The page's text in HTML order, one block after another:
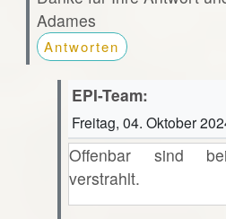
Adames
Antworten
EPI-Team:
Freitag, 04. Oktober
Offenbar sind
verstrahlt.